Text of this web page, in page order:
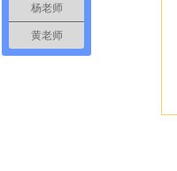
杨老师
黄老师